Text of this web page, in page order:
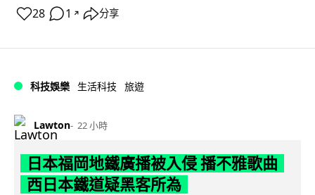
28 1 ↗ 分享
科技娛樂 生活科技 旅遊
Lawton 22 小時
日本福岡地鐵廣播被入侵 播不雅歌曲
西日本鐵道疑黑客所為